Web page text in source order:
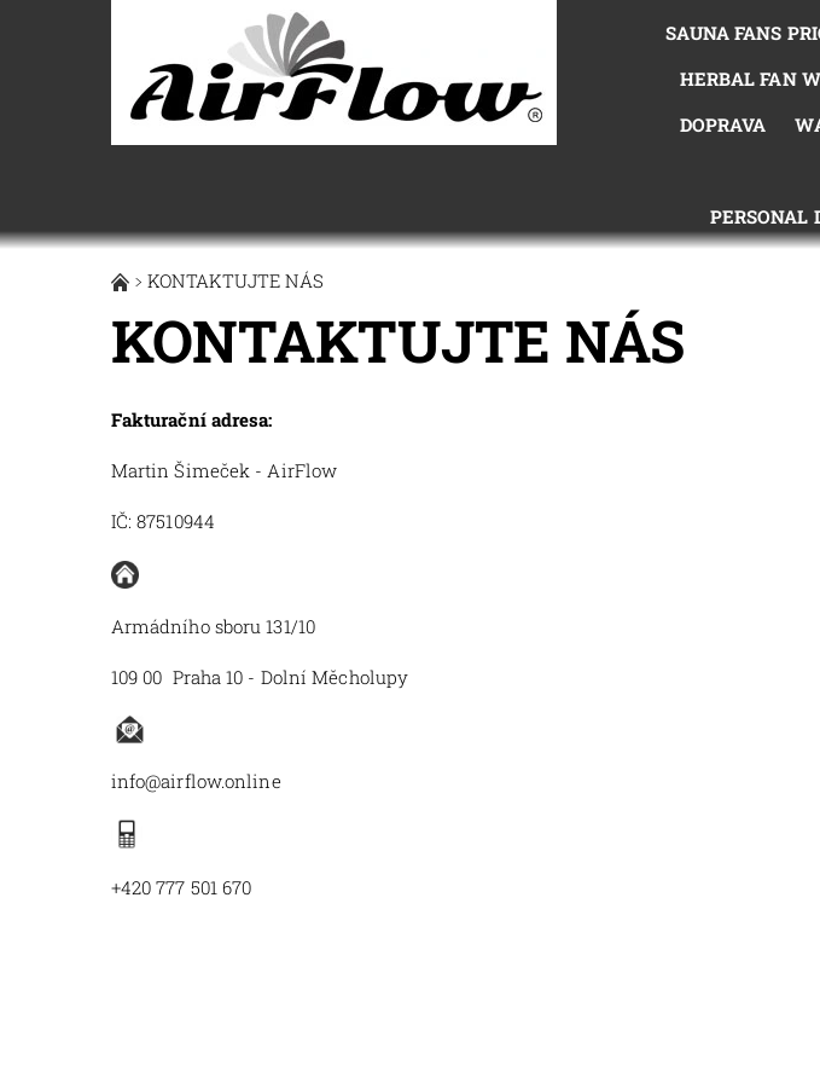
SAUNA FANS
HERBAL FAN
DOPRAVA
PERSONAL
KONTAKTUJTE NÁS
KONTAKTUJTE NÁS
Fakturační adresa:
Martin Šimeček - AirFlow
IČ: 87510944
Armádního sboru 131/10
109 00 Praha 10 - Dolní Měcholupy
info@airflow.online
+420 777 501 670